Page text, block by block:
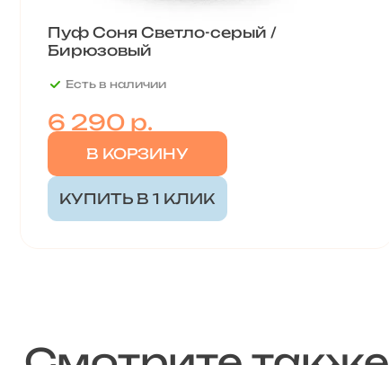
Пуф Соня Светло-серый /
Бирюзовый
Есть в наличии
6 290 р.
В КОРЗИНУ
КУПИТЬ В 1 КЛИК